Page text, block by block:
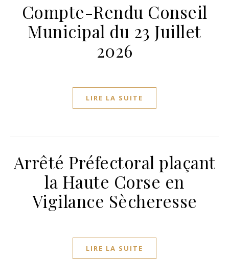
Compte-Rendu Conseil
Municipal du 23 Juillet
2026
LIRE LA SUITE
Arrêté Préfectoral plaçant
la Haute Corse en
Vigilance Sècheresse
LIRE LA SUITE